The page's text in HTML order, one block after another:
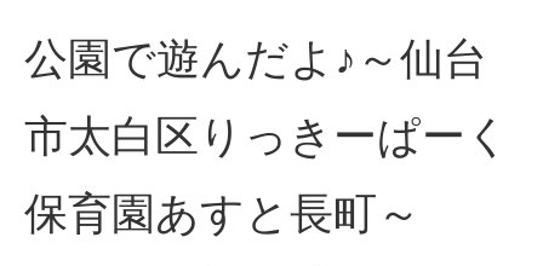
公園で遊んだよ♪～仙台
市太白区りっきーぱーく
保育園あすと長町～